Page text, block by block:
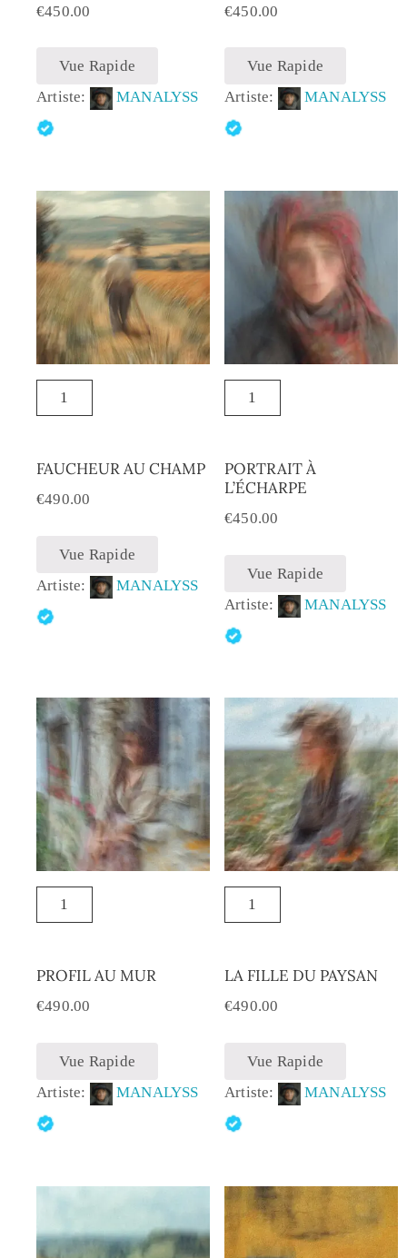
€450.00
Vue Rapide
Artiste:
MANALYSS
€450.00
Vue Rapide
Artiste:
MANALYSS
FAUCHEUR AU CHAMP
€490.00
Vue Rapide
Artiste:
MANALYSS
PORTRAIT À
L’ÉCHARPE
€450.00
Vue Rapide
Artiste:
MANALYSS
PROFIL AU MUR
€490.00
Vue Rapide
Artiste:
MANALYSS
LA FILLE DU PAYSAN
€490.00
Vue Rapide
Artiste:
MANALYSS